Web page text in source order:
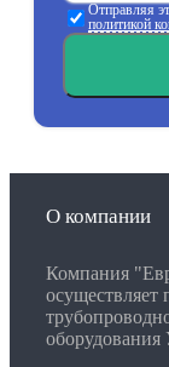
Отправляя
политикой
О компании
Компания
осуществляет